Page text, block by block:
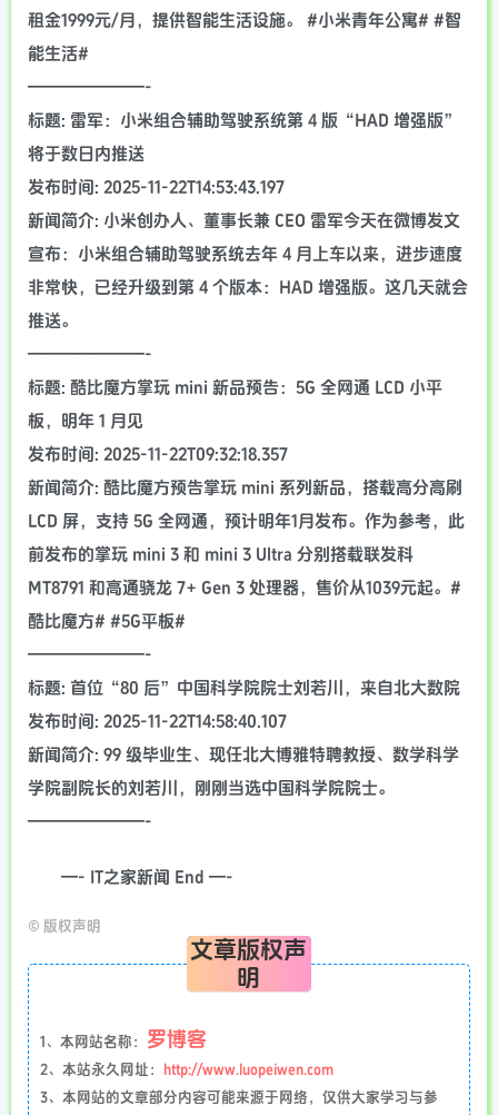
租金1999元/月，提供智能生活设施。 #小米青年公寓# #智
能生活#
———————-
标题: 雷军：小米组合辅助驾驶系统第 4 版“HAD 增强版”
将于数日内推送
发布时间: 2025-11-22T14:53:43.197
新闻简介: 小米创办人、董事长兼 CEO 雷军今天在微博发文
宣布：小米组合辅助驾驶系统去年 4 月上车以来，进步速度
非常快，已经升级到第 4 个版本：HAD 增强版。这几天就会
推送。
———————-
标题: 酷比魔方掌玩 mini 新品预告：5G 全网通 LCD 小平
板，明年 1 月见
发布时间: 2025-11-22T09:32:18.357
新闻简介: 酷比魔方预告掌玩 mini 系列新品，搭载高分高刷
LCD 屏，支持 5G 全网通，预计明年1月发布。作为参考，此
前发布的掌玩 mini 3 和 mini 3 Ultra 分别搭载联发科
MT8791 和高通骁龙 7+ Gen 3 处理器，售价从1039元起。#
酷比魔方# #5G平板#
———————-
标题: 首位“80 后”中国科学院院士刘若川，来自北大数院
发布时间: 2025-11-22T14:58:40.107
新闻简介: 99 级毕业生、现任北大博雅特聘教授、数学科学
学院副院长的刘若川，刚刚当选中国科学院院士。
———————-
—- IT之家新闻 End —-
© 版权声明
文章版权声
明
1、本网站名称： 罗博客
2、本站永久网址：
http://www.luopeiwen.com
3、本网站的文章部分内容可能来源于网络，仅供大家学习与参